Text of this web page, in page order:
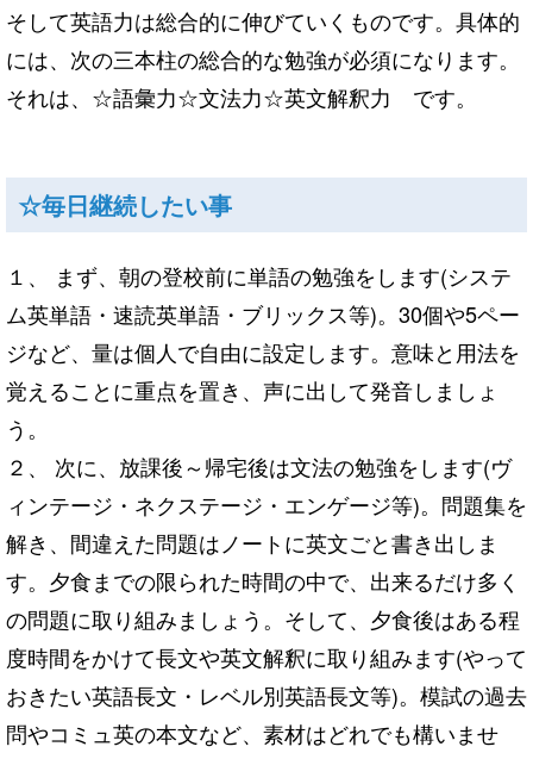
そして英語力は総合的に伸びていくものです。具体的
には、次の三本柱の総合的な勉強が必須になります。
それは、☆語彙力☆文法力☆英文解釈力 です。
☆毎日継続したい事
１、 まず、朝の登校前に単語の勉強をします(システ
ム英単語・速読英単語・ブリックス等)。30個や5ペー
ジなど、量は個人で自由に設定します。意味と用法を
覚えることに重点を置き、声に出して発音しましょ
う。
２、 次に、放課後～帰宅後は文法の勉強をします(ヴ
ィンテージ・ネクステージ・エンゲージ等)。問題集を
解き、間違えた問題はノートに英文ごと書き出しま
す。夕食までの限られた時間の中で、出来るだけ多く
の問題に取り組みましょう。そして、夕食後はある程
度時間をかけて長文や英文解釈に取り組みます(やって
おきたい英語長文・レベル別英語長文等)。模試の過去
問やコミュ英の本文など、素材はどれでも構いませ